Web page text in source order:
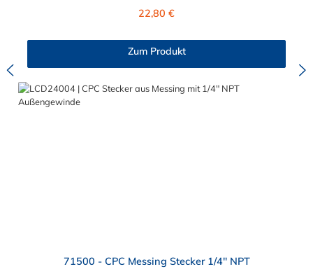
mm. Sie können diese CPC Kupplung mit allen CPC Steckern
bietet eine große Auswahl an Konfigurationen, um die
erfüllen. Die Colder Products Company Serie ist ein
leistungsstarkes, hochzuverlässiges Steckverbindersystem, das
Regulärer Preis:
22,80 €
Zum Produkt
71500 - CPC Messing Stecker 1/4" NPT